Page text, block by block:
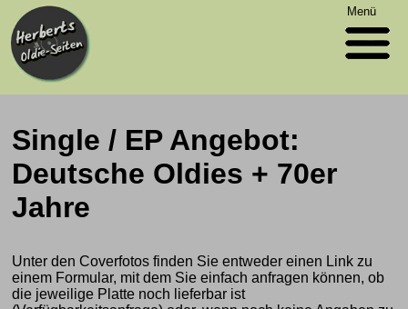
Menü
Single / EP Angebot:
Deutsche Oldies + 70er
Jahre
Unter den Coverfotos finden Sie entweder einen Link zu
einem Formular, mit dem Sie einfach anfragen können, ob
die jeweilige Platte noch lieferbar ist